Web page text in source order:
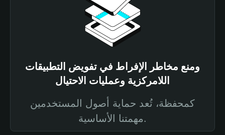
ومنع مخاطر الإفراط في تفويض التطبيقات
اللامركزية وعمليات الاحتيال
كمحفظة، تُعد حماية أصول المستخدمين
مهمتنا الأساسية.